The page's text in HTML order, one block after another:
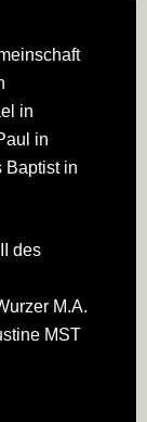
in
in
Baptist in
des
M.A.
MST